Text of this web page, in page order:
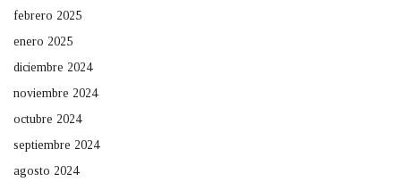
febrero 2025
enero 2025
diciembre 2024
noviembre 2024
octubre 2024
septiembre 2024
agosto 2024